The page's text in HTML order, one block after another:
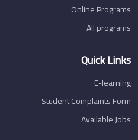
Online Programs
All programs
Quick Links
E-learning
Student Complaints Form
Available Jobs